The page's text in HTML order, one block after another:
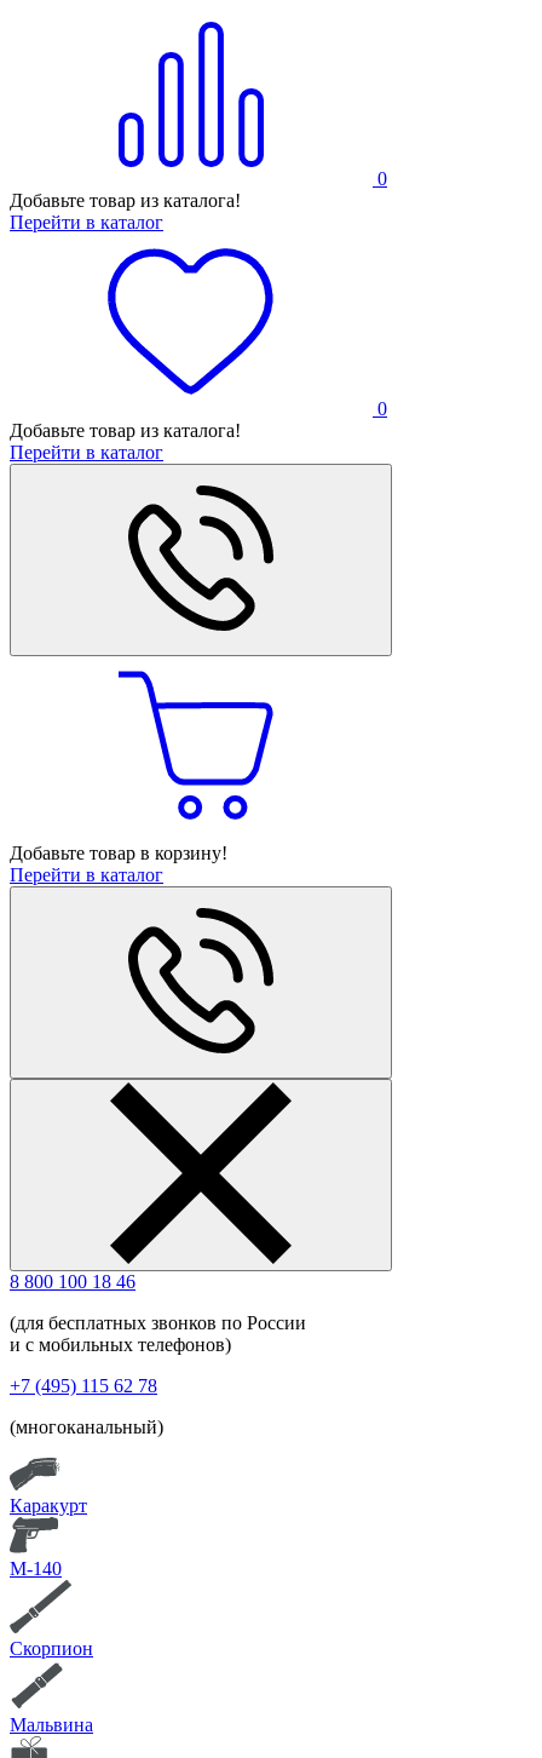
0
Добавьте товар из каталога!
Перейти в каталог
0
Добавьте товар из каталога!
Перейти в каталог
Добавьте товар в корзину!
Перейти в каталог
8 800 100 18 46
(для бесплатных звонков по России
и с мобильных телефонов)
+7 (495) 115 62 78
(многоканальный)
Каракурт
М-140
Скорпион
Мальвина